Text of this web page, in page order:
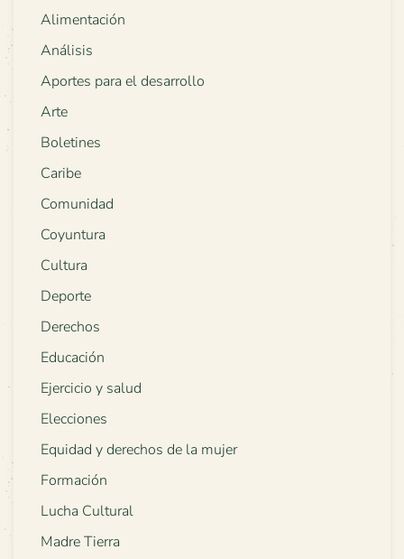
Alimentación
Análisis
Aportes para el desarrollo
Arte
Boletines
Caribe
Comunidad
Coyuntura
Cultura
Deporte
Derechos
Educación
Ejercicio y salud
Elecciones
Equidad y derechos de la mujer
Formación
Lucha Cultural
Madre Tierra